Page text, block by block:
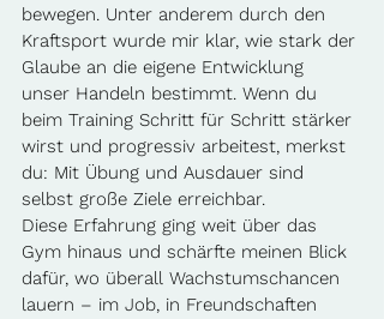
bewegen. Unter anderem durch den
Kraftsport wurde mir klar, wie stark der
Glaube an die eigene Entwicklung
unser Handeln bestimmt. Wenn du
beim Training Schritt für Schritt stärker
wirst und progressiv arbeitest, merkst
du: Mit Übung und Ausdauer sind
selbst große Ziele erreichbar.
Diese Erfahrung ging weit über das
Gym hinaus und schärfte meinen Blick
dafür, wo überall Wachstumschancen
lauern – im Job, in Freundschaften